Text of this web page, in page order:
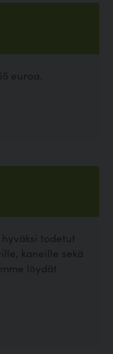
euroa.
todetut
kaneille sekä
löydät